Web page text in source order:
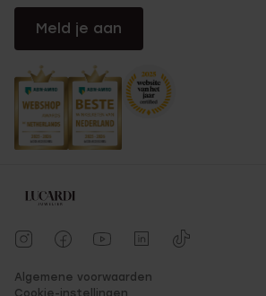
Meld je aan
Algemene voorwaarden
Cookie-instellingen